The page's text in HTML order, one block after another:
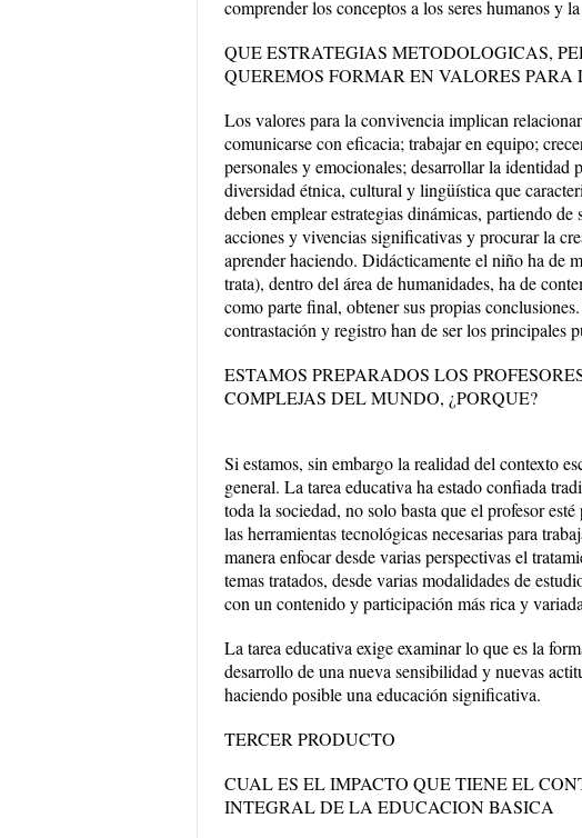
comprender los conceptos a los seres humanos y
QUE ESTRATEGIAS METODOLOGICAS,
QUEREMOS FORMAR EN VALORES
Los valores para la convivencia implican
comunicarse con eficacia; trabajar en equipo;
personales y emocionales; desarrollar la
diversidad étnica, cultural y lingüística que
deben emplear estrategias dinámicas, partiendo
acciones y vivencias significativas y procurar la
aprender haciendo. Didácticamente el niño ha de
trata), dentro del área de humanidades, ha de
como parte final, obtener sus propias
contrastación y registro han de ser los principales
ESTAMOS PREPARADOS LOS
COMPLEJAS DEL MUNDO, ¿PORQUE?
Si estamos, sin embargo la realidad del contexto
general. La tarea educativa ha estado confiada
toda la sociedad, no solo basta que el profesor
las herramientas tecnológicas necesarias para
manera enfocar desde varias perspectivas el
temas tratados, desde varias modalidades de
con un contenido y participación más rica y
La tarea educativa exige examinar lo que es la
desarrollo de una nueva sensibilidad y nuevas
haciendo posible una educación significativa.
TERCER PRODUCTO
CUAL ES EL IMPACTO QUE TIENE EL
INTEGRAL DE LA EDUCACION BASICA